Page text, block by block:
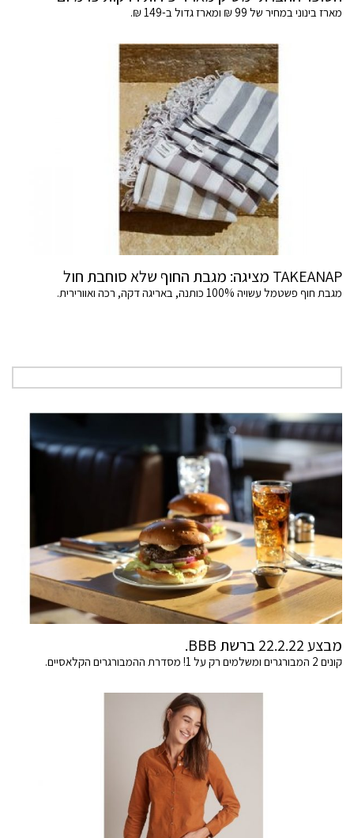
מארז בינוני במחיר של 99 ₪ ומארז גדול ב-149 ₪.
TAKEANAP מציגה: מגבת החוף שלא סוחבת חול
מגבת חוף פשטמל עשויה 100% כותנה, באריגה דקה, רכה ואוורירית.
מבצע 22.2.22 ברשת BBB.
קונים 2 המבורגרים ומשלמים רק על 1! מסדרת ההמבורגרים הקלאסיים.